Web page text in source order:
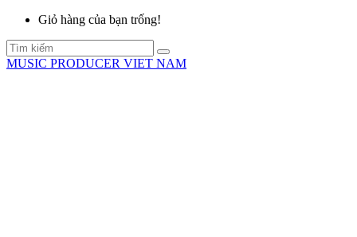
Giỏ hàng của bạn trống!
MUSIC PRODUCER VIET NAM